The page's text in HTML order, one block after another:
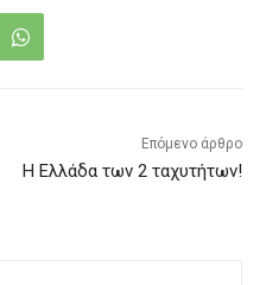
Επόμενο άρθρο
Η Ελλάδα των 2 ταχυτήτων!